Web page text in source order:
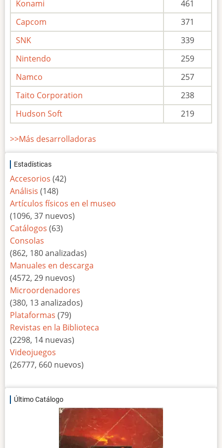
Konami
461
Capcom
371
SNK
339
Nintendo
259
Namco
257
Taito Corporation
238
Hudson Soft
219
>>Más desarrolladoras
Estadísticas
Accesorios (42)
Análisis (148)
Artículos físicos en el museo
(1096, 37 nuevos)
Catálogos (63)
Consolas
(862, 180 analizadas)
Manuales en descarga
(4572, 29 nuevos)
Microordenadores
(380, 13 analizados)
Plataformas (79)
Revistas en la Biblioteca
(2298, 14 nuevas)
Videojuegos
(26777, 660 nuevos)
Último Catálogo